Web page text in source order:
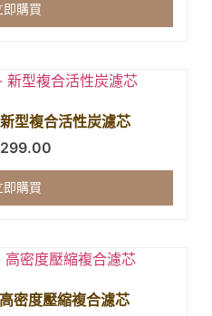
即購買
型複合活性炭濾芯
299.00
即購買
密度壓縮複合濾芯